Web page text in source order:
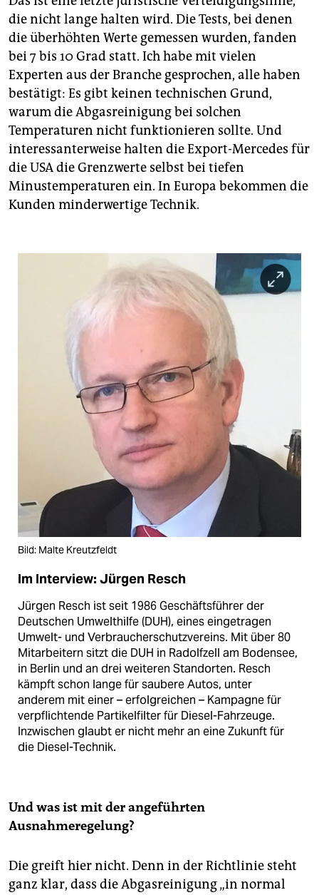
die nicht lange halten wird. Die Tests, bei denen
die überhöhten Werte gemessen wurden, fanden
bei 7 bis 10 Grad statt. Ich habe mit vielen
Experten aus der Branche gesprochen, alle haben
bestätigt: Es gibt keinen technischen Grund,
warum die Abgasreinigung bei solchen
Temperaturen nicht funktionieren sollte. Und
interessanterweise halten die Export-Mercedes für
die USA die Grenzwerte selbst bei tiefen
Minustemperaturen ein. In Europa bekommen die
Kunden minderwertige Technik.
Bild: Malte Kreutzfeldt
Im Interview: Jürgen Resch
Jürgen Resch ist seit 1986 Geschäftsführer der
Deutschen Umwelthilfe (DUH), eines eingetragen
Umwelt- und Verbraucherschutzvereins. Mit über 80
Mitarbeitern sitzt die DUH in Radolfzell am Bodensee,
in Berlin und an drei weiteren Standorten. Resch
kämpft schon lange für saubere Autos, unter
anderem mit einer – erfolgreichen – Kampagne für
verpflichtende Partikelfilter für Diesel-Fahrzeuge.
Inzwischen glaubt er nicht mehr an eine Zukunft für
die Diesel-Technik.
Und was ist mit der angeführten
Ausnahmeregelung?
Die greift hier nicht. Denn in der Richtlinie steht
ganz klar, dass die Abgasreinigung „in normal